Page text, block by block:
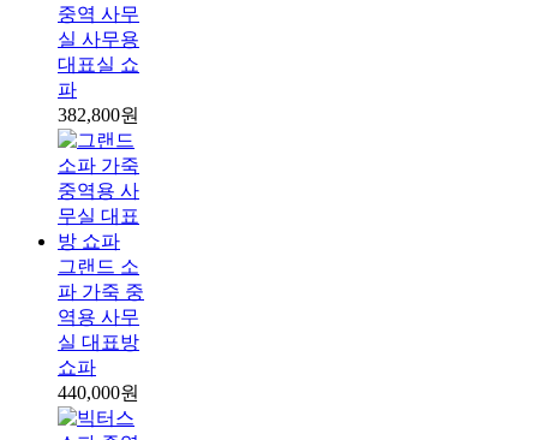
중역 사무
실 사무용
대표실 쇼
파
382,800원
그랜드 소
파 가죽 중
역용 사무
실 대표방
쇼파
440,000원